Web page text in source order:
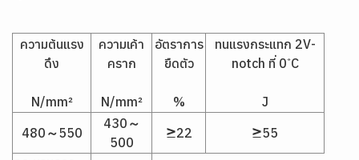
ความต้นแรง
ดึง
N/mm²
ความเค้า
คราก
N/mm²
อัตราการ
ยืดตัว
%
ทนแรงกระแทก 2V-
notch ที่ 0 ํC
J
480～550
430～
500
≥22
≥55